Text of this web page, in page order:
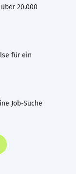
20.000
für ein
Job-Suche